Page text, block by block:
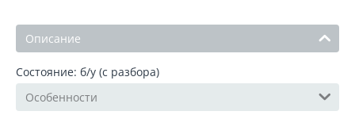
Описание
Состояние: б/у (с разбора)
Особенности